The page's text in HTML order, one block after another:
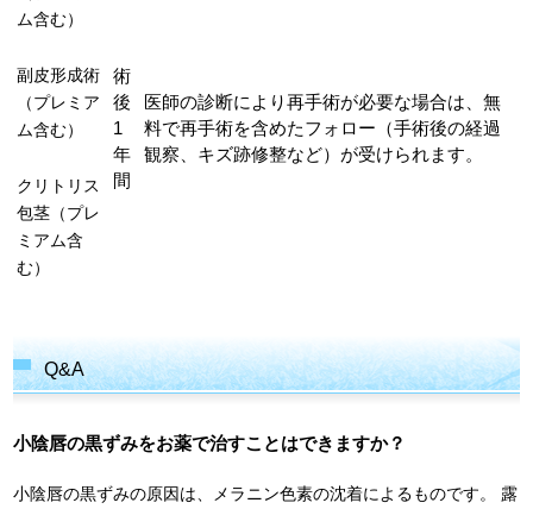
ム含む）
術
後
1
年
間
医師の診断により再手術が必要な場合は、無
料で再手術を含めたフォロー（手術後の経過
観察、キズ跡修整など）が受けられます。
副皮形成術
（プレミア
ム含む）
クリトリス
包茎（プレ
ミアム含
む）
Q&A
小陰唇の黒ずみをお薬で治すことはできますか？
小陰唇の黒ずみの原因は、メラニン色素の沈着によるものです。 露